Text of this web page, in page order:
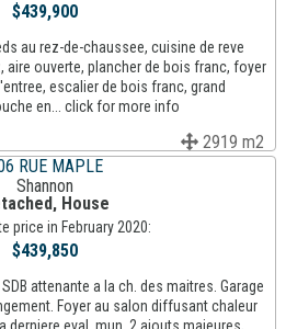
$439,900
au rez-de-chaussee, cuisine de reve
ouverte, plancher de bois franc, foyer
escalier de bois franc, grand
en... click for more info
2919 m2
RUE MAPLE
Shannon
House
price in February 2020:
$439,850
attenante a la ch. des maitres. Garage
Foyer au salon diffusant chaleur